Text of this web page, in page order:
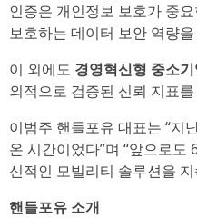
인증은 개인정보 보호가 중
보호하는 데이터 보안 역량
이 외에도 경영혁신형 중소
외적으로 검증된 신뢰 지표
이범주 핸들포유 대표는 “지
온 시간이었다”며 “앞으로
신적인 모빌리티 솔루션을
핸들포유 소개